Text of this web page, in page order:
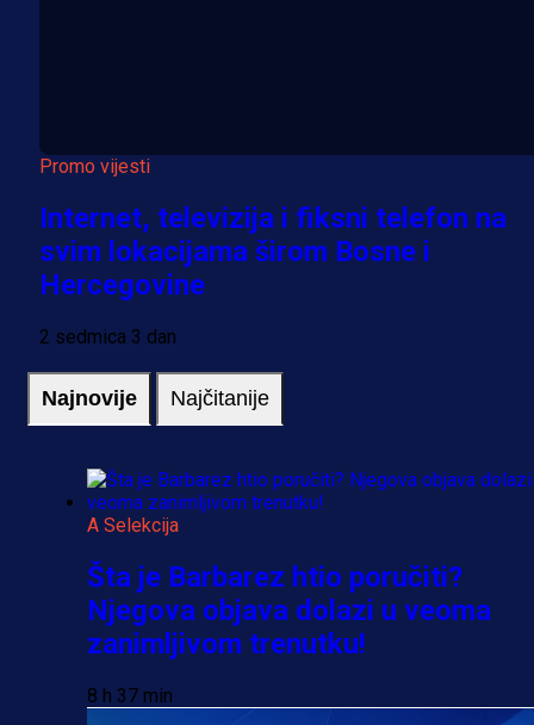
Promo vijesti
Internet, televizija i fiksni telefon na
svim lokacijama širom Bosne i
Hercegovine
2 sedmica 3 dan
Najnovije Najčitanije
A Selekcija
Šta je Barbarez htio poručiti?
Njegova objava dolazi u veoma
zanimljivom trenutku!
8 h 37 min